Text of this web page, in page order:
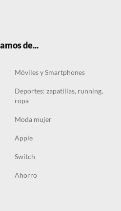
de...
Móviles y Smartphones
Deportes: zapatillas, running,
ropa
Moda mujer
Apple
Switch
Ahorro